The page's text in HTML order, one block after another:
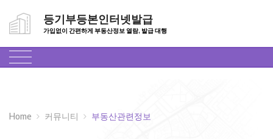
등기부등본인터넷발급
가입없이 간편하게 부동산정보 열람, 발급 대행
Home 커뮤니티 부동산관련정보